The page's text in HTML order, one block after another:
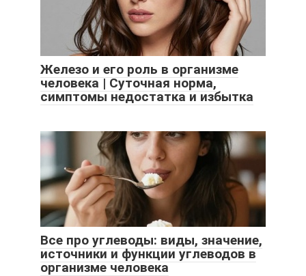
Железо и его роль в организме
человека | Суточная норма,
симптомы недостатка и избытка
Все про углеводы: виды, значение,
источники и функции углеводов в
организме человека